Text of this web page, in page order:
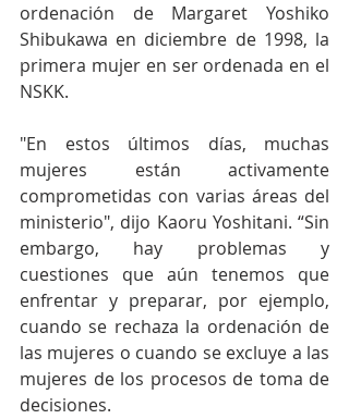
ordenación de Margaret Yoshiko
Shibukawa en diciembre de 1998, la
primera mujer en ser ordenada en el
NSKK.
"En estos últimos días, muchas
mujeres están activamente
comprometidas con varias áreas del
ministerio", dijo Kaoru Yoshitani. “Sin
embargo, hay problemas y
cuestiones que aún tenemos que
enfrentar y preparar, por ejemplo,
cuando se rechaza la ordenación de
las mujeres o cuando se excluye a las
mujeres de los procesos de toma de
decisiones.